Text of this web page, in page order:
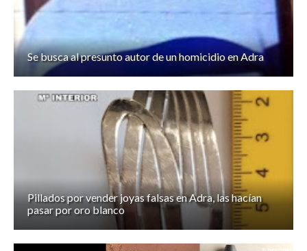
Se busca al presunto autor de un homicidio en Adra
Pillados por vender joyas falsas en Adra, las hacían
pasar por oro blanco